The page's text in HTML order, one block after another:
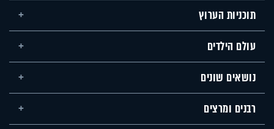
תוכניות הערוץ
עולם הילדים
נושאים שונים
רבנים ומרצים